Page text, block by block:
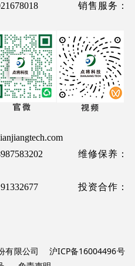
19921678018 销售服务：
18987583202 维修保养：
投资合作：
有限公司 沪ICP备16004496号